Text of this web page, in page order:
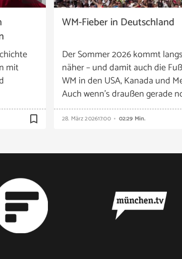
mit
bookmark_border
WM-Fieber in Deutschland
Der Sommer 2026 kommt
näher – und damit auch die
WM in den USA, Kanada und
Auch wenn’s draußen gerade
28. März 202617:00 02:29 Min.